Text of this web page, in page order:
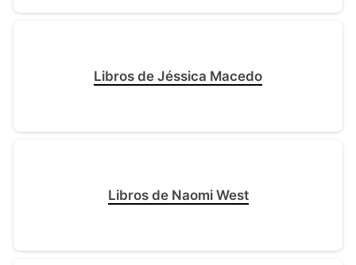
Libros de Jéssica Macedo
Libros de Naomi West